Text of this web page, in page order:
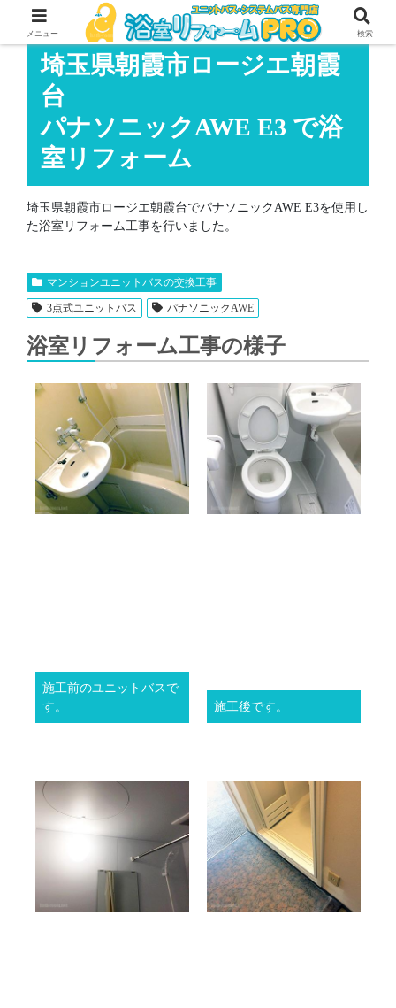
埼玉県朝霞市ロージエ朝霞
台
パナソニックAWE E3 で浴
室リフォーム
埼玉県朝霞市ロージエ朝霞台でパナソニックAWE E3を使用し
た浴室リフォーム工事を行いました。
マンションユニットバスの交換工事
3点式ユニットバス パナソニックAWE
浴室リフォーム工事の様子
施工前のユニットバスで
す。
施工後です。
メニュー 検索